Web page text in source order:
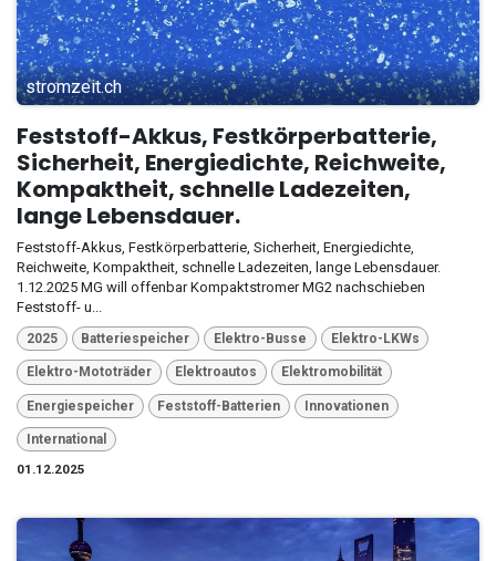
stromzeit.ch
Feststoff-Akkus, Festkörperbatterie,
Sicherheit, Energiedichte, Reichweite,
Kompaktheit, schnelle Ladezeiten,
lange Lebensdauer.
Feststoff-Akkus, Festkörperbatterie, Sicherheit, Energiedichte,
Reichweite, Kompaktheit, schnelle Ladezeiten, lange Lebensdauer.
1.12.2025 MG will offenbar Kompaktstromer MG2 nachschieben
Feststoff- u...
2025 Batteriespeicher Elektro-Busse Elektro-LKWs
Elektro-Mototräder Elektroautos Elektromobilität
Energiespeicher Feststoff-Batterien Innovationen
International
01.12.2025